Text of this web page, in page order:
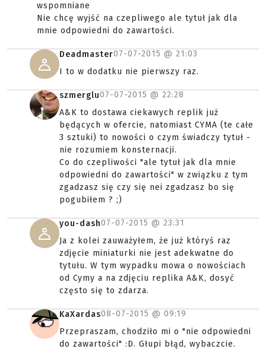
wspomniane
Nie chcę wyjść na czepliwego ale tytuł jak dla
mnie odpowiedni do zawartości.
Deadmaster07-07-2015 @ 21:03
I to w dodatku nie pierwszy raz.
szmerglu07-07-2015 @ 22:28
A&K to dostawa ciekawych replik już
będących w ofercie, natomiast CYMA (te całe
3 sztuki) to nowości o czym świadczy tytuł -
nie rozumiem konsternacji.
Co do czepliwości "ale tytuł jak dla mnie
odpowiedni do zawartości" w związku z tym
zgadzasz się czy się nei zgadzasz bo się
pogubiłem ? ;)
you-dash07-07-2015 @ 23:31
Ja z kolei zauważyłem, że już któryś raz
zdjęcie miniaturki nie jest adekwatne do
tytułu. W tym wypadku mowa o nowościach
od Cymy a na zdjęciu replika A&K, dosyć
często się to zdarza.
KaXardas08-07-2015 @ 09:19
Przepraszam, chodziło mi o "nie odpowiedni
do zawartości" :D. Głupi błąd, wybaczcie.